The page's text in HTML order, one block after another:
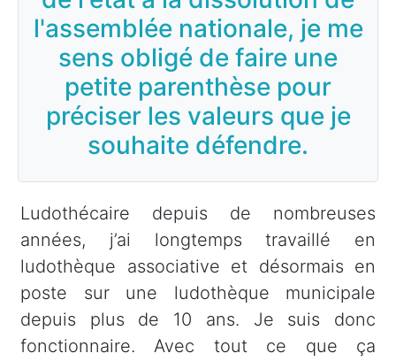
l'assemblée nationale, je me
sens obligé de faire une
petite parenthèse pour
préciser les valeurs que je
souhaite défendre.
Ludothécaire depuis de nombreuses
années, j’ai longtemps travaillé en
ludothèque associative et désormais en
poste sur une ludothèque municipale
depuis plus de 10 ans. Je suis donc
fonctionnaire. Avec tout ce que ça